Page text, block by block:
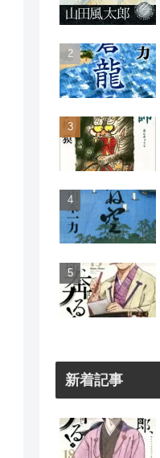
新着記事